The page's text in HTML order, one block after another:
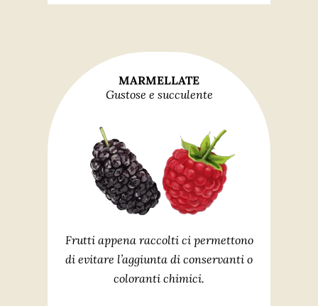
MARMELLATE
Gustose e succulente
Frutti appena raccolti ci permettono
di evitare l’aggiunta di conservanti o
coloranti chimici.